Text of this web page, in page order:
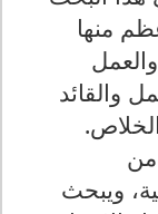
منها
والقائد
ويبحث